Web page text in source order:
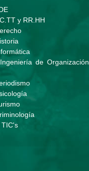
y RR.HH
de Organización
TIC's